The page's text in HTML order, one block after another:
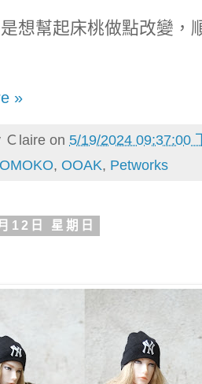
想幫起床桃做點改變，
»
Ｃlaire on 5/19/2024 09:37:00
, OOAK, Petworks
12日 星期日